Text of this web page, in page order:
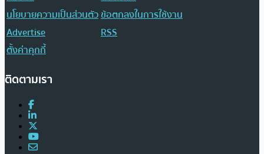
นโยบายความเป็นส่วนตัวข้อตกลงในการใช้งาน
Advertise
RSS
ตั้งค่าคุกกี้
ติดตามเรา